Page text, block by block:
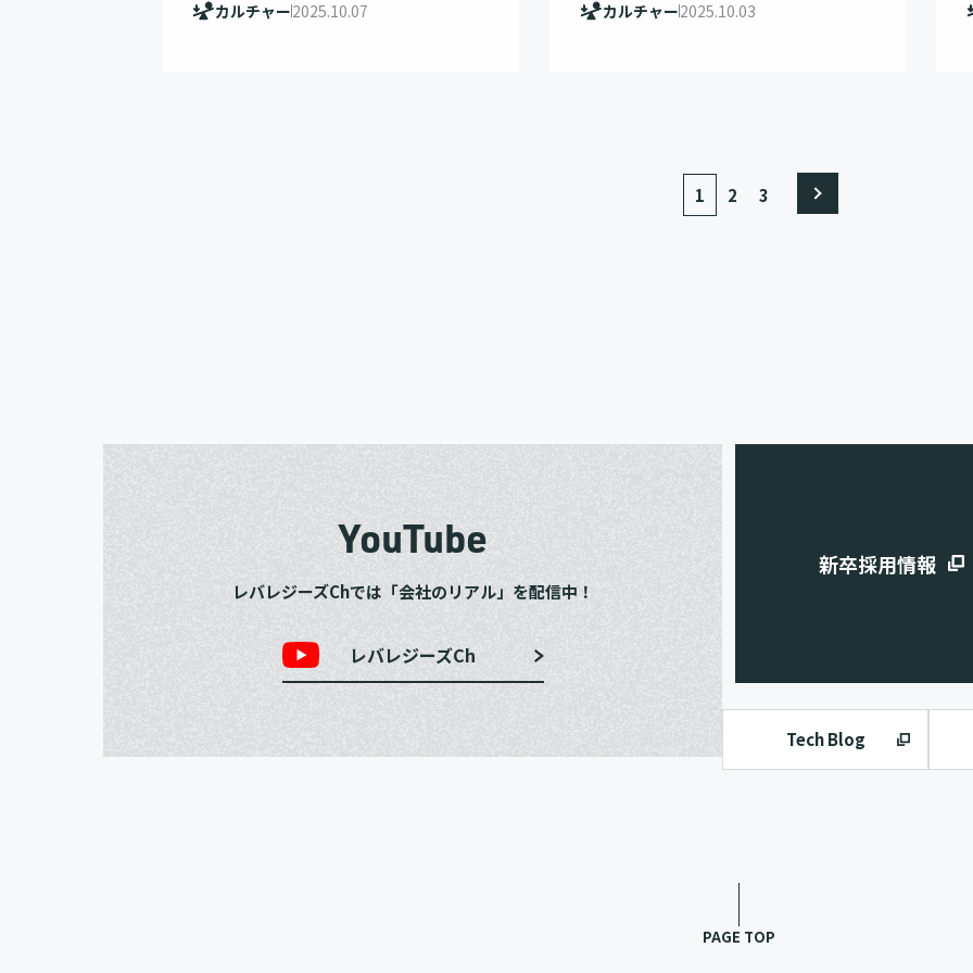
カルチャー2025.10.07 カルチャー2025.10.03
1 2 3
YouTube
レバレジーズChでは「会社のリアル」を配信中！
レバレジーズCh
新卒採用情報
Tech Blog
PAGE TOP